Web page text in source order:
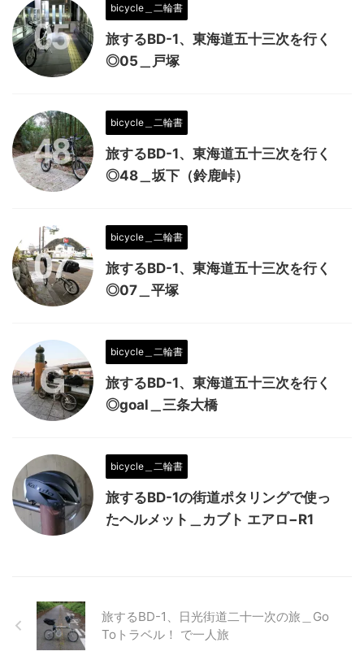
bicycle＿二輪書
旅するBD-1、東海道五十三次を行く
◎05＿戸塚
bicycle＿二輪書
旅するBD-1、東海道五十三次を行く
◎48＿坂下（鈴鹿峠）
bicycle＿二輪書
旅するBD-1、東海道五十三次を行く
◎07＿平塚
bicycle＿二輪書
旅するBD-1、東海道五十三次を行く
◎goal＿三条大橋
bicycle＿二輪書
旅するBD-1の街道ポタリングで使っ
たヘルメット＿カブト エアロ−R1
旅するBD-1、日光街道二十一次の旅＿Go
Toトラベル！ で一人旅